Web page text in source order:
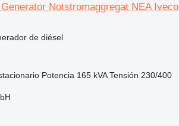
Notstromaggregat NEA Iveco
de diésel
Potencia 165 kVA Tensión 230/400